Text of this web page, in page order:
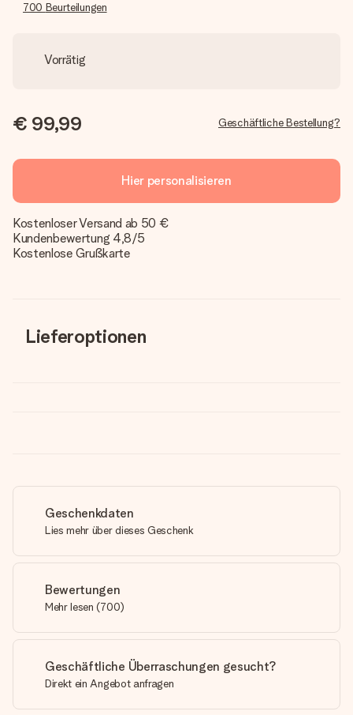
700 Beurteilungen
Vorrätig
€ 99,99 Geschäftliche Bestellung?
Hier personalisieren
Kostenloser Versand ab 50 €
Kundenbewertung 4,8/5
Kostenlose Grußkarte
Lieferoptionen
Geschenkdaten
Lies mehr über dieses Geschenk
Bewertungen
Mehr lesen (700)
Geschäftliche Überraschungen gesucht?
Direkt ein Angebot anfragen